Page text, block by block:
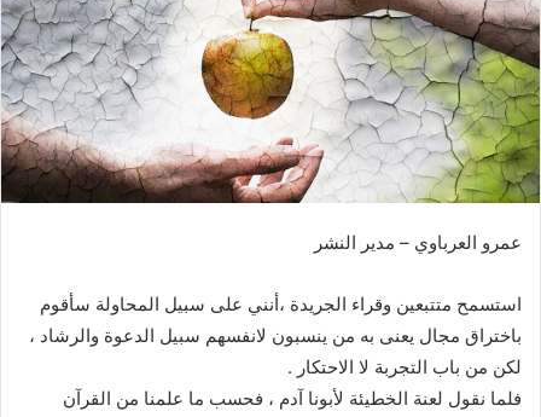
ب
ر
ي
د
إ
ت
و
ي
ا
عمرو العرباوي – مدير النشر
استسمح متتبعين وقراء الجريدة ،أنني على سبيل المحاولة سأقوم
باختراق مجال يعنى به من ينسبون لانفسهم سبيل الدعوة والرشاد ،
لكن من باب التجربة لا الاحتكار .
فلما نقول لعنة الخطيئة لأبونا آدم ، فحسب ما علمنا من القرآن